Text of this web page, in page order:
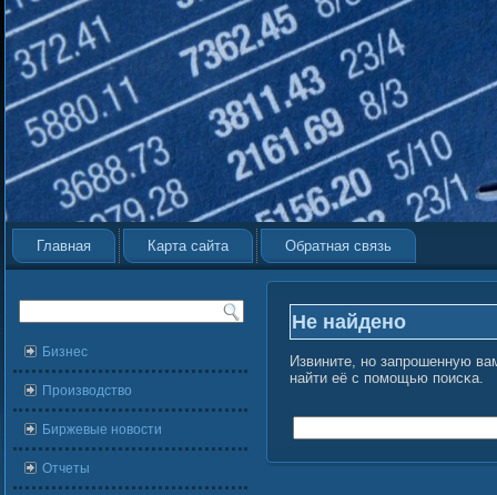
Главная Карта сайта Обратная связь
Бизнес
Производство
Биржевые новости
Отчеты
Не найдено
Извините, но запрошенную
найти её с помοщью поисκа.